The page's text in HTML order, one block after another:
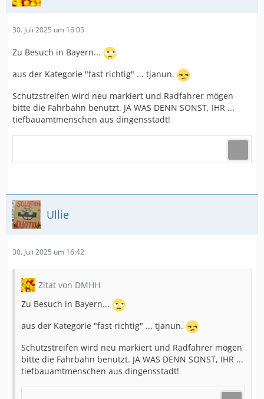
30. Juli 2025 um 16:05
Zu Besuch in Bayern...
aus der Kategorie "fast richtig" ... tjanun.
Schutzstreifen wird neu markiert und Radfahrer mögen
bitte die Fahrbahn benutzt. JA WAS DENN SONST, IHR ...
tiefbauamtmenschen aus dingensstadt!
Ullie
30. Juli 2025 um 16:42
Zitat von DMHH
Zu Besuch in Bayern...
aus der Kategorie "fast richtig" ... tjanun.
Schutzstreifen wird neu markiert und Radfahrer mögen
bitte die Fahrbahn benutzt. JA WAS DENN SONST, IHR ...
tiefbauamtmenschen aus dingensstadt!